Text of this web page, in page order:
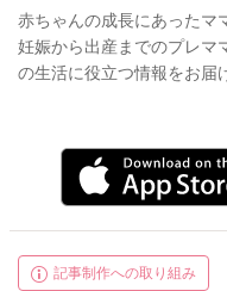
赤ちゃんの成長にあったマ
妊娠から出産までのプレマ
の生活に役立つ情報をお届
記事制作への取り組み